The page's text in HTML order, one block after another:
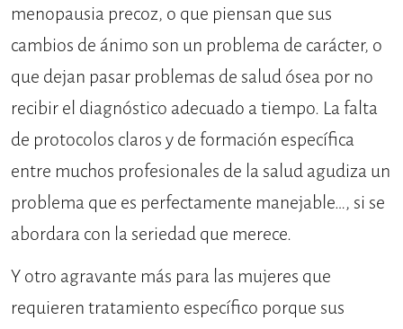
menopausia precoz, o que piensan que sus
cambios de ánimo son un problema de carácter, o
que dejan pasar problemas de salud ósea por no
recibir el diagnóstico adecuado a tiempo. La falta
de protocolos claros y de formación específica
entre muchos profesionales de la salud agudiza un
problema que es perfectamente manejable…, si se
abordara con la seriedad que merece.
Y otro agravante más para las mujeres que
requieren tratamiento específico porque sus